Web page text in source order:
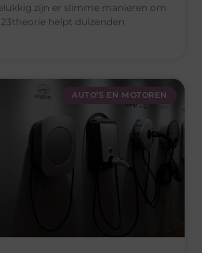
zijn er slimme manieren om
helpt duizenden
AUTO’S EN MOTOREN